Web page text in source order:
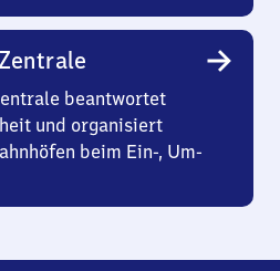
beantwortet
und organisiert
beim Ein-, Um-